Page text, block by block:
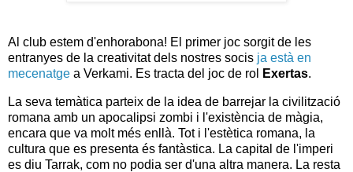
Al club estem d'enhorabona! El primer joc sorgit de les
entranyes de la creativitat dels nostres socis ja està en
mecenatge a Verkami. Es tracta del joc de rol Exertas.
La seva temàtica parteix de la idea de barrejar la civilització
romana amb un apocalipsi zombi i l'existència de màgia,
encara que va molt més enllà. Tot i l'estètica romana, la
cultura que es presenta és fantàstica. La capital de l'imperi
es diu Tarrak, com no podia ser d'una altra manera. La resta